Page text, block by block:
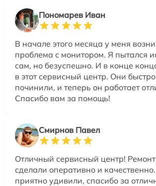
Пономарев Иван
В начале этого месяца у меня
проблема с монитором. Я пытался
сам, но безуспешно. И в конце
в этот сервисный центр. Они
починили, и теперь он работает
Спасибо вам за помощь!
Смирнов Павел
Отличный сервисный центр!
сделали оперативно и
приятно удивили, спасибо за